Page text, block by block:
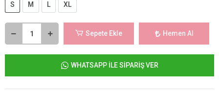
S
M L XL
Sepete Ekle Hemen Al
WHATSAPP İLE SİPARİŞ VER